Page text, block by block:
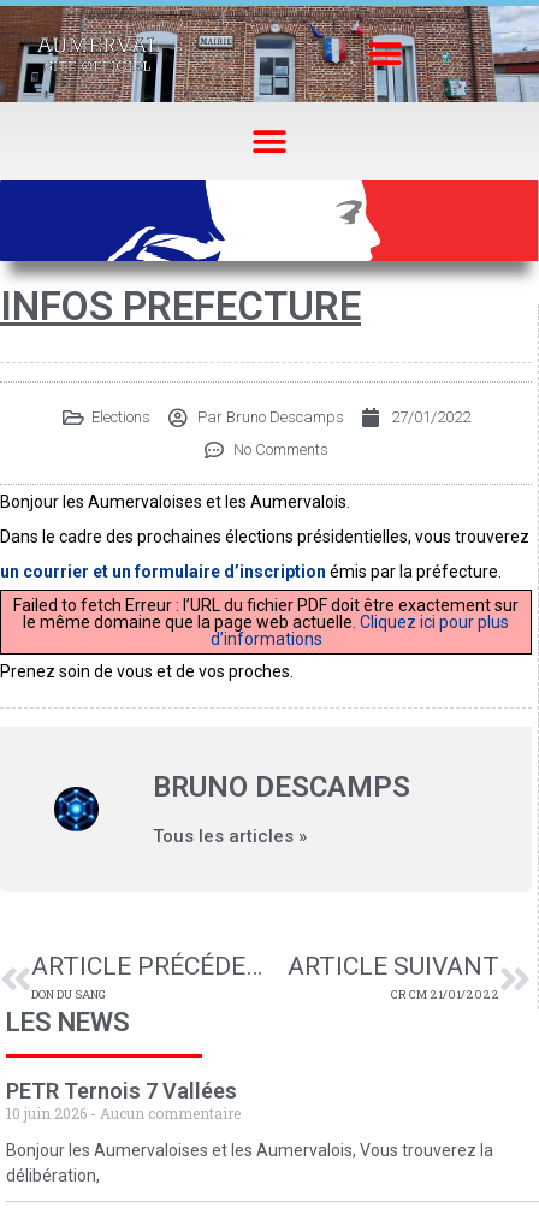
INFOS PREFECTURE
Elections ParBruno Descamps
27/01/2022
No Comments
Bonjour les Aumervaloises et les Aumervalois.
Dans le cadre des prochaines élections présidentielles, vous trouverez
un courrier et un formulaire d’inscription émis par la préfecture.
Failed to fetch Erreur : l’URL du fichier PDF doit être exactement sur
le même domaine que la page web actuelle. Cliquez ici pour plus
d’informations
Prenez soin de vous et de vos proches.
BRUNO DESCAMPS
Tous les articles »
ARTICLE PRÉCÉDENT
DON DU SANG
ARTICLE SUIVANT
CR CM 21/01/2022
LES NEWS
PETR Ternois 7 Vallées
10 juin 2026
Aucun commentaire
Bonjour les Aumervaloises et les Aumervalois, Vous trouverez la
délibération,